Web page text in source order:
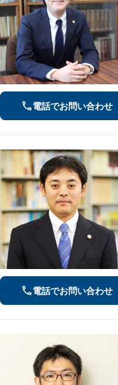
電話でお問い合わせ
電話でお問い合わせ